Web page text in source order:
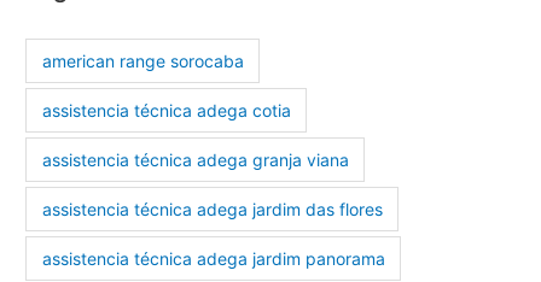
american range sorocaba
assistencia técnica adega cotia
assistencia técnica adega granja viana
assistencia técnica adega jardim das flores
assistencia técnica adega jardim panorama